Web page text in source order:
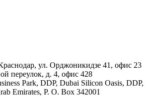
ул. Орджоникидзе 41, офис 23
переулок, д. 4, офис 428
Park, DDP, Dubai Silicon Oasis, DDP,
Emirates, P. O. Box 342001